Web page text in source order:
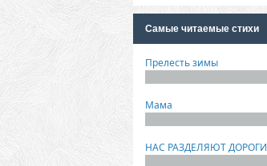
Самые читаемые стихи
Прелесть зимы
Мама
НАС РАЗДЕЛЯЮТ ДОРОГИ